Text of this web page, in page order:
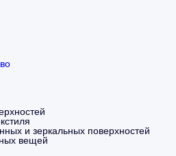
и зеркальных поверхностей
вещей